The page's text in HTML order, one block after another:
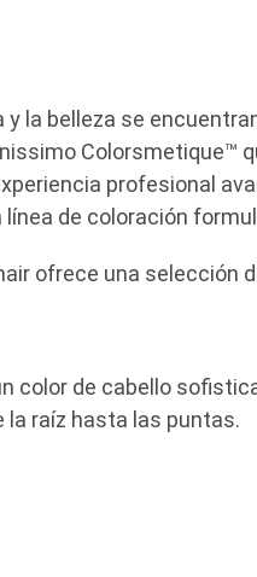
y la belleza se
Colorsmetique™
profesional
de coloración
ofrece una selección
color de cabello
la raíz hasta las puntas.